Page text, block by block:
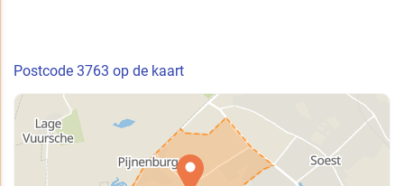
Postcode 3763 op de kaart